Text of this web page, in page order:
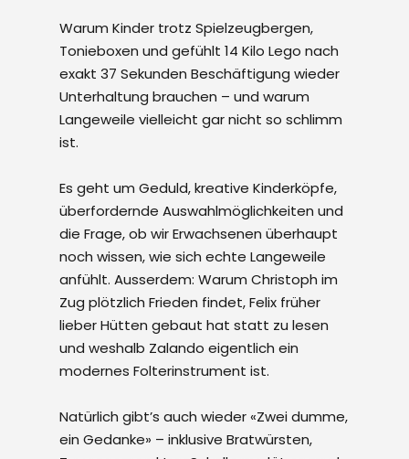
Warum Kinder trotz Spielzeugbergen,
Tonieboxen und gefühlt 14 Kilo Lego nach
exakt 37 Sekunden Beschäftigung wieder
Unterhaltung brauchen – und warum
Langeweile vielleicht gar nicht so schlimm
ist.
Es geht um Geduld, kreative Kinderköpfe,
überfordernde Auswahlmöglichkeiten und
die Frage, ob wir Erwachsenen überhaupt
noch wissen, wie sich echte Langeweile
anfühlt. Ausserdem: Warum Christoph im
Zug plötzlich Frieden findet, Felix früher
lieber Hütten gebaut hat statt zu lesen
und weshalb Zalando eigentlich ein
modernes Folterinstrument ist.
Natürlich gibt’s auch wieder «Zwei dumme,
ein Gedanke» – inklusive Bratwürsten,